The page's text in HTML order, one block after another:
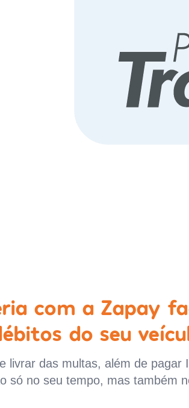
com a Zapay
do seu
livrar das multas, além de pagar
só no seu tempo, mas também